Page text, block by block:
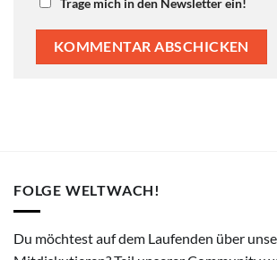
Trage mich in den Newsletter ein!
FOLGE WELTWACH!
Du möchtest auf dem Laufenden über